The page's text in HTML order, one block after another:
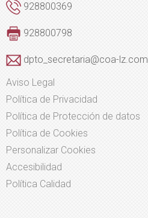
928800369
928800798
dpto_secretaria@coa-lz.com
Aviso Legal
Política de Privacidad
Política de Protección de datos
Política de Cookies
Personalizar Cookies
Accesibilidad
Política Calidad